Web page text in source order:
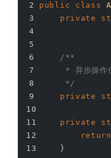
public
class
private
/**
* 异步操作
     */
private
private
return
    }